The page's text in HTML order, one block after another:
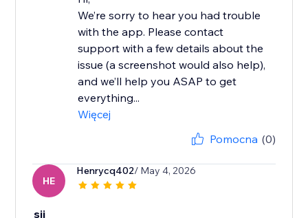
We’re sorry to hear you had trouble
with the app. Please contact
support with a few details about the
issue (a screenshot would also help),
and we’ll help you ASAP to get
everything...
Więcej
Pomocna (0)
HE
Henrycq402/ May 4, 2026
sii